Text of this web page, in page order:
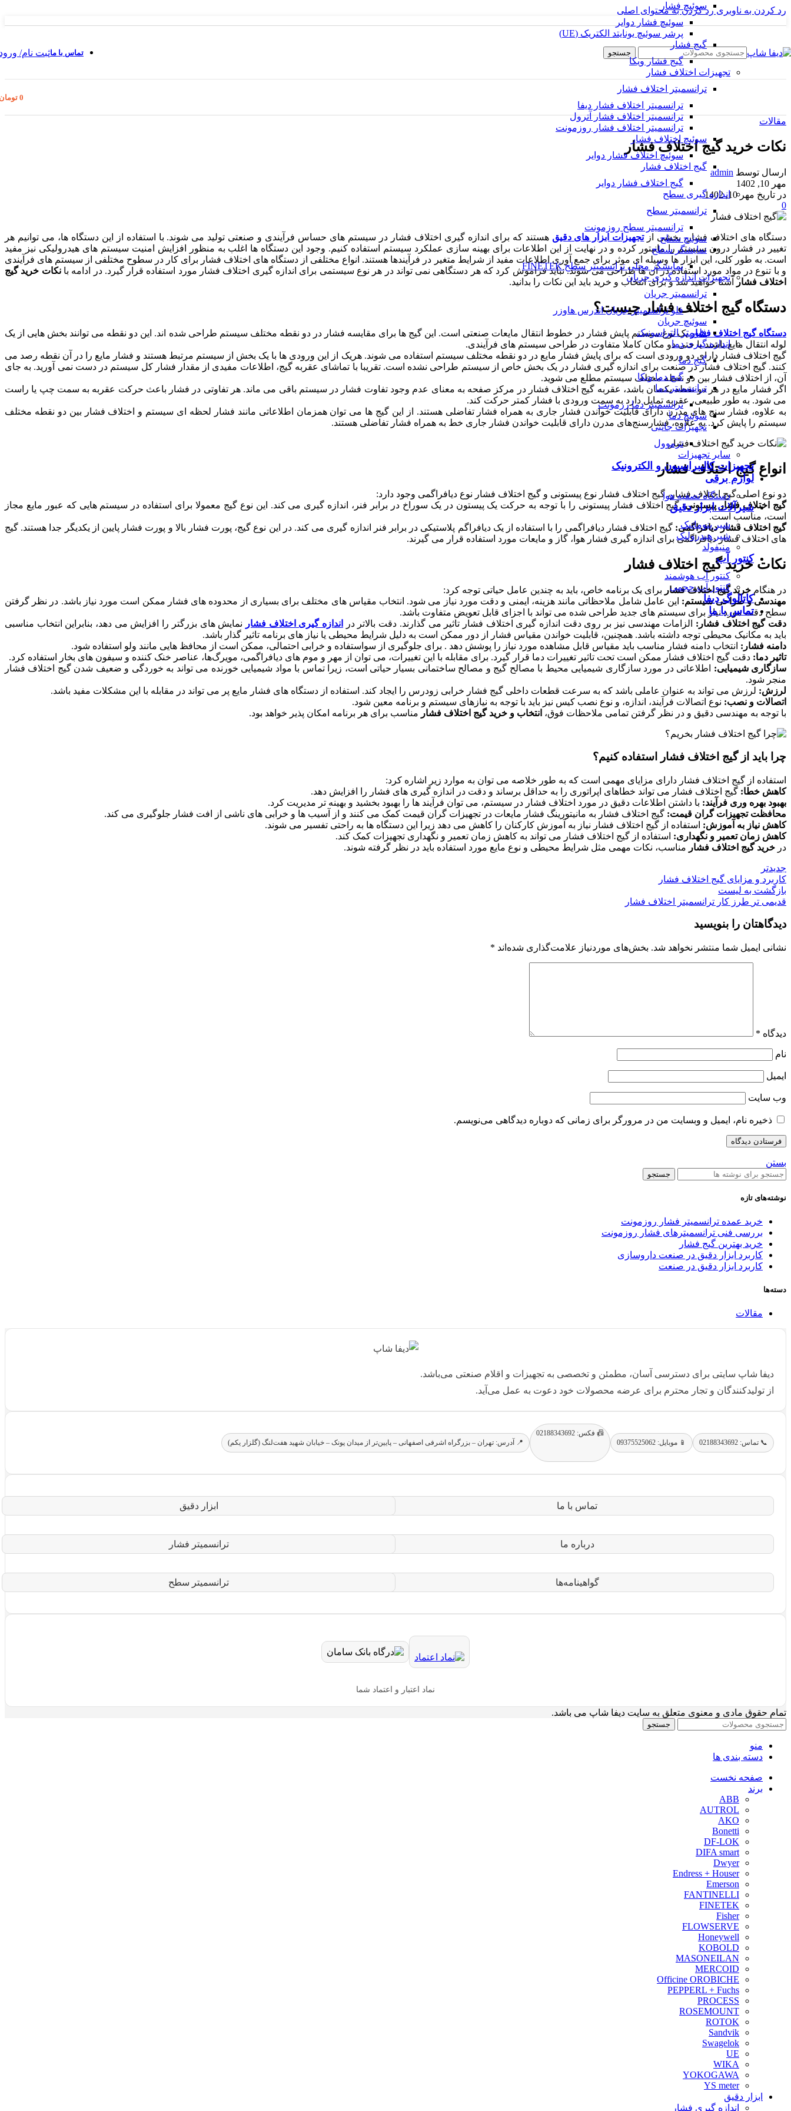
رد کردن به ناوبریرد کردن به محتوای اصلی
جستجو تماس با ماثبت نام/
سوئیچ فشار
سوئیچ فشار دوایر
پرشر سوئیچ یونایتد الکتریک (UE)
گیج فشار
گیج فشار ویکا
تجهیزات اختلاف فشار
ترانسمیتر اختلاف فشار
ترانسمیتر اختلاف فشار دیفا
ترانسمیتر اختلاف فشار آترول
ترانسمیتر اختلاف فشار روزمونت
سوئیچ اختلاف فشار
سوئیچ اختلاف فشار دوایر
گیج اختلاف فشار
گیج اختلاف فشار دوایر
اندازه گیری سطح
ترانسمیتر سطح
ترانسمیتر سطح روزمونت
سوئیچ سطح
نمایشگر سطح
نمایشگر محلی ترانسمیتر سطح FINETEK
تجهیزات اندازه گیری جریان
ترانسمیتر جریان
فلو ترانسمیتر جریان اندرس هاوزر
سوئیچ جریان
فلومتر التراسونیک
اندازه گیری دما
گیج دما
گیج دما ویکا
ترانسمیتر دما
ترانسمیتر دما رزمونت
سوئیچ دما
تجهیزات جانبی
ترموول
سایر تجهیزات
تجهیزات کالیبراسیون و الکترونیک
لوازم برقی
دستگاه تصفیه هوا
شیرآلات ابزار دقیق
شیر پنوماتیک
شیر هیدرولیک
منیفولد
کنتور آب
کنتور آب هوشمند
کنتور آب حجمی
کاتالوگ دیفا
تماس با ما
0
مقالات
نکات خرید گیج اختلاف فشار
ارسال توسط admin
مهر 10, 1402
در تاریخ مهر 10, 1402
0
دستگاه های اختلاف فشار، بخشی ازتجهیزات ابزار های دقیق هستند که برای اندازه گیری اختلاف فشار در سیستم های حساس فرآیندی و صنعتی تولید می شوند. با استفاده از این دستگاه ها، می توانیم هر
تغییر در فشار درون سیستم را مانیتور کرده و در نهایت از این اطلاعات برای بهینه سازی عملکرد سیستم استفاده کنیم. وجود این دستگاه ها اغلب به منظور افزایش امنیت سیستم های هیدرولیکی نیز مفید
است. به طور کلی، این ابزار ها وسیله ای موثر برای جمع آوری اطلاعات مفید از شرایط متغیر در فرآیندها هستند. انواع مختلفی از دستگاه های اختلاف فشار برای کار در سطوح مختلفی از سیستم های فرآیندی
و با تنوع در مواد مورد استفاده در آن ها طراحی می شوند. نباید فراموش کرد که هر دستگاهی نمی تواند در هر نوع سیستمی برای اندازه گیری اختلاف فشار مورد استفاده قرار گیرد. در ادامه بانکات خرید گیج
اختلاف فشار آشنا خواهید شد و برای انتخاب و خرید باید این نکات را بدانید.
دستگاه گیج اختلاف فشار چیست؟
دستگاه گیج اختلاف فشاریک نوع سیستم پایش فشار در خطوط انتقال مایعات صنعتی است. این گیج ها برای مقایسه فشار در دو نقطه مختلف سیستم طراحی شده اند. این دو نقطه می توانند بخش هایی از یک
لوله انتقال مایع باشند یا حتی دو مکان کاملا متفاوت در طراحی سیستم های فرآیندی.
گیج اختلاف فشار دارای دو ورودی است که برای پایش فشار مایع در دو نقطه مختلف سیستم استفاده می شوند. هریک از این ورودی ها با یک بخش از سیستم مرتبط هستند و فشار مایع را در آن نقطه رصد می
کنند. گیج اختلاف فشار در صنعت برای اندازه گیری فشار در یک بخش خاص از سیستم طراحی نشده است. تقریبا با تماشای عقربه گیج، اطلاعات مفیدی از مقدار فشار کل سیستم در دست نمی آورید. به جای
آن، از اختلاف فشار بین دو نقطه مختلف سیستم مطلع می شوید.
اگر فشار مایع در هر دو نقطه یکسان باشد، عقربه گیج اختلاف فشار در مرکز صفحه به معنای عدم وجود تفاوت فشار در سیستم باقی می ماند. هر تفاوتی در فشار باعث حرکت عقربه به سمت چپ یا راست
می شود. به طور طبیعی، عقربه تمایل دارد به سمت ورودی با فشار کمتر حرکت کند.
به علاوه، فشار سنج های مدرن دارای قابلیت خواندن فشار جاری به همراه فشار تفاضلی هستند. از این گیج ها می توان همزمان اطلاعاتی مانند فشار لحظه ای سیستم و اختلاف فشار بین دو نقطه مختلف
سیستم را پایش کرد. به علاوه، فشارسنج‌های مدرن دارای قابلیت خواندن فشار جاری خط به همراه فشار تفاضلی هستند.
انواع گیج اختلاف فشار
دو نوع اصلی گیج اختلاف فشار، گیج اختلاف فشار نوع پیستونی و گیج اختلاف فشار نوع دیافراگمی وجود دارد:
گیج اختلاف فشار پیستونی:گیج اختلاف فشار پیستونی را با توجه به حرکت یک پیستون در یک سوراخ در برابر فنر، اندازه گیری می کند. این نوع گیج معمولا برای استفاده در سیستم هایی که عبور مایع مجاز
است، مناسب است.
گیج اختلاف فشار دیافراگمی: گیج اختلاف فشار دیافراگمی را با استفاده از یک دیافراگم پلاستیکی در برابر فنر اندازه گیری می کند. در این نوع گیج، پورت فشار بالا و پورت فشار پایین از یکدیگر جدا هستند. گیج
های اختلاف فشار دیافراگمی برای اندازه گیری فشار هوا، گاز و مایعات مورد استفاده قرار می گیرند.
نکات خرید گیج اختلاف فشار
در هنگام خرید گیج اختلاف فشار برای یک برنامه خاص، باید به چندین عامل حیاتی توجه کرد:
مهندسی و طراحی سیستم: این عامل شامل ملاحظاتی مانند هزینه، ایمنی و دقت مورد نیاز می شود. انتخاب مقیاس های مختلف برای بسیاری از محدوده های فشار ممکن است مورد نیاز باشد. در نظر گرفتن
سطح دقت مورد نیاز برای سیستم های جدید طراحی شده می تواند با اجزای قابل تعویض متفاوت باشد.
دقت گیج اختلاف فشار: الزامات مهندسی نیز بر روی دقت اندازه گیری اختلاف فشار تاثیر می گذارند. دقت بالاتر در اندازه گیری اختلاف فشار
نمایش های بزرگتر را افزایش می دهد، بنابراین انتخاب مناسبی
باید به مکانیک محیطی توجه داشته باشد. همچنین، قابلیت خواندن مقیاس فشار از دور ممکن است به دلیل شرایط محیطی یا نیاز های برنامه تاثیر گذار باشد.
دامنه فشار: انتخاب دامنه فشار مناسب باید مقیاس قابل مشاهده مورد نیاز را پوشش دهد . برای جلوگیری از سواستفاده و خرابی احتمالی، ممکن است از محافظ هایی مانند ولو استفاده شود.
تاثیر دما: دقت گیج اختلاف فشار ممکن است تحت تاثیر تغییرات دما قرار گیرد. برای مقابله با این تغییرات، می توان از مهر و موم های دیافراگمی، مویرگ‌ها، عناصر خنک کننده و سیفون های بخار استفاده کرد.
سازگاری شیمیایی: اطلاعاتی در مورد سازگاری شیمیایی محیط با مصالح گیج و مصالح ساختمانی بسیار حیاتی است، زیرا تماس با مواد شیمیایی خورنده می تواند به خوردگی و ضعیف شدن گیج اختلاف فشار
منجر شود.
لرزش: لرزش می تواند به عنوان عاملی باشد که به سرعت قطعات داخلی گیج فشار خرابی زودرس را ایجاد کند. استفاده از دستگاه های فشار مایع پر می تواند در مقابله با این مشکلات مفید باشد.
اتصالات و نصب: نوع اتصالات فرآیند، اندازه، و نوع نصب کیس نیز باید با توجه به نیازهای سیستم و برنامه معین شود.
با توجه به مهندسی دقیق و در نظر گرفتن تمامی ملاحظات فوق، انتخاب و خرید گیج اختلاف فشار مناسب برای هر برنامه امکان پذیر خواهد بود.
چرا باید از گیج اختلاف فشار استفاده کنیم؟
استفاده از گیج اختلاف فشار دارای مزایای مهمی است که به طور خلاصه می توان به موارد زیر اشاره کرد:
کاهش خطا: گیج اختلاف فشار می تواند خطاهای اپراتوری را به حداقل برساند و دقت در اندازه گیری های فشار را افزایش دهد.
بهبود بهره وری فرآیند: با داشتن اطلاعات دقیق در مورد اختلاف فشار در سیستم، می توان فرآیند ها را بهبود بخشید و بهینه تر مدیریت کرد.
محافظت تجهیزات گران قیمت: گیج اختلاف فشار به مانیتورینگ فشار مایعات در تجهیزات گران قیمت کمک می کنند و از آسیب ها و خرابی های ناشی از افت فشار جلوگیری می کند.
کاهش نیاز به آموزش: استفاده از گیج اختلاف فشار نیاز به آموزش کارکنان را کاهش می ‌دهد زیرا این دستگاه ‌ها به راحتی تفسیر می ‌شوند.
کاهش زمان تعمیر و نگهداری: استفاده از گیج اختلاف فشار می ‌تواند به کاهش زمان تعمیر و نگهداری تجهیزات کمک کند.
در خرید گیج اختلاف فشار مناسب، نکات مهمی مثل شرایط محیطی و نوع مایع مورد استفاده باید در نظر گرفته شوند.
جدیدتر
کاربرد و مزایای گیج اختلاف فشار
بازگشت به لیست
قدیمی تر طرز کار ترانسمیتر اختلاف فشار
دیدگاهتان را بنویسید
نشانی ایمیل شما منتشر نخواهد شد. بخش‌های موردنیاز علامت‌گذاری شده‌اند *
دیدگاه *
نام
ایمیل
وب‌ سایت
ذخیره نام، ایمیل و وبسایت من در مرورگر برای زمانی که دوباره دیدگاهی می‌نویسم.
بستن
جستجو
نوشته‌های تازه
خرید عمده ترانسمیتر فشار روزمونت
بررسی فنی ترانسمیترهای فشار روزمونت
خرید بهترین گیج فشار
کاربرد ابزار دقیق در صنعت داروسازی
کاربرد ابزار دقیق در صنعت
دسته‌ها
مقالات
دیفا شاپ سایتی برای دسترسی آسان، مطمئن و تخصصی به تجهیزات و اقلام صنعتی می‌باشد.
از تولیدکنندگان و تجار محترم برای عرضه محصولات خود دعوت به عمل می‌آید.
📞 تماس: 02188343692 📱 موبایل: 09375525062
📠 فکس: 02188343692
📍 آدرس: تهران – بزرگراه اشرفی اصفهانی – پایین‌تر از میدان پونک – خیابان شهید هفت‌لنگ (گلزار یکم)
تماس با ما
درباره ما
گواهینامه‌ها
ابزار دقیق
ترانسمیتر فشار
ترانسمیتر سطح
نماد اعتبار و اعتماد شما
تمام حقوق مادی و معنوی متعلق به سایت دیفا شاپ می باشد.
جستجو
منو
دسته بندی ها
صفحه نخست
برند
ABB
AUTROL
AKO
Bonetti
DF-LOK
DIFA smart
Dwyer
Endress + Houser
Emerson
FANTINELLI
FINETEK
Fisher
FLOWSERVE
Honeywell
KOBOLD
MASONEILAN
MERCOID
Officine OROBICHE
PEPPERL + Fuchs
PROCESS
ROSEMOUNT
ROTOK
Sandvik
Swagelok
UE
WIKA
YOKOGAWA
YS meter
ابزار دقیق
اندازه گیری فشار